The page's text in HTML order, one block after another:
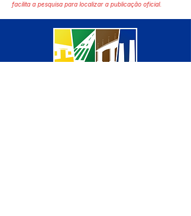
facilita a pesquisa para localizar a publicação oficial.